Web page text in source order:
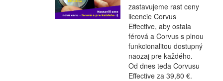
zastavujeme rast ceny
licencie Corvus
Effective, aby ostala
férová a Corvus s plnou
funkcionalitou dostupný
naozaj pre každého.
Od dnes teda Corvusu
Effective za 39,80 €.